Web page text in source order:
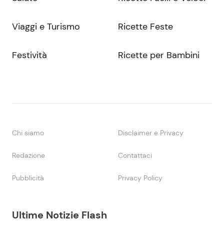
Ultime Notizie Flash
Viaggi e Turismo
Festività
Ricette Feste
Ricette per Bambini
Chi siamo Disclaimer e Privacy
Redazione Contattaci
Pubblicità Privacy Policy